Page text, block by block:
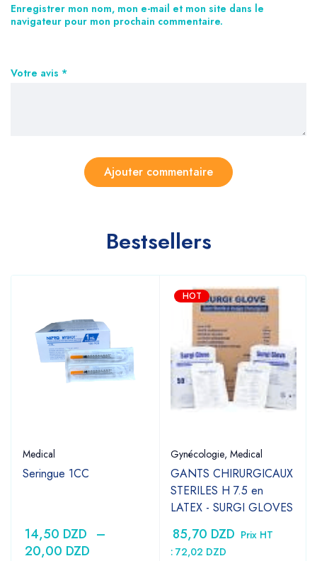
Votre avis *
Enregistrer mon nom, mon e-mail et mon site dans le
navigateur pour mon prochain commentaire.
Bestsellers
Medical
Seringue 1CC
14,50 DZD –
20,00 DZD
HOT
Gynécologie, Medical
GANTS CHIRURGICAUX
STERILES H 7.5 en
LATEX - SURGI GLOVES
85,70 DZD Prix HT
: 72,02 DZD